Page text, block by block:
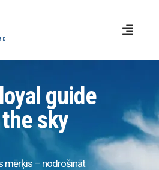
guide
sky
mērķis – nodrošināt